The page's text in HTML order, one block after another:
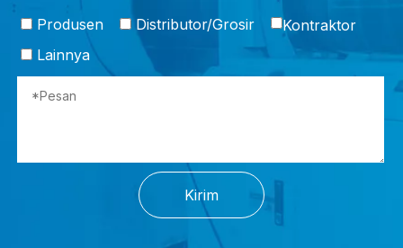
Produsen Distributor/Grosir
Kontraktor
Lainnya
Kirim